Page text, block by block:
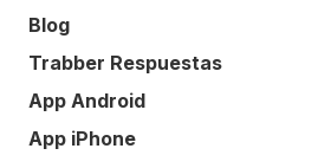
Blog
Trabber Respuestas
App Android
App iPhone